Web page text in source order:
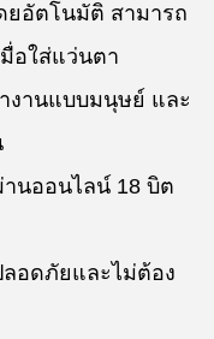
ยอัตโนมัติ สามารถ
อใส่แว่นตา
งานแบบมนุษย์ และ
นออนไลน์ 18 บิต
อดภัยและไม่ต้อง